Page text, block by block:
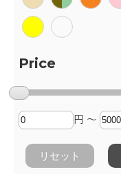
Price
円 ～
リセット